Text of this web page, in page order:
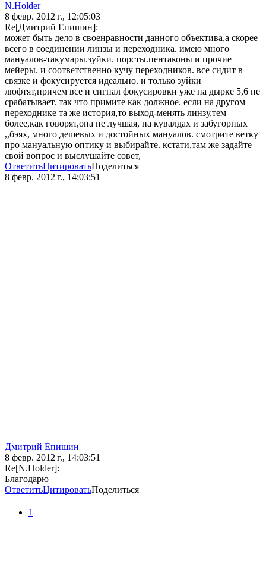
N.Holder
8 февр. 2012 г., 12:05:03
Re[Дмитрий Епишин]:
может быть дело в своенравности данного объектива,а скорее
всего в соединении линзы и переходника. имею много
мануалов-такумары.зуйки. порсты.пентаконы и прочие
мейеры. и соответственно кучу переходников. все сидит в
связке и фокусируется идеально. и только зуйки
люфтят,причем все и сигнал фокусировки уже на дырке 5,6 не
срабатывает. так что примите как должное. если на другом
переходнике та же история,то выход-менять линзу,тем
более,как говорят,она не лучшая, на кувалдах и забугорных
,,бэях, много дешевых и достойных мануалов. смотрите ветку
про мануальную оптику и выбирайте. кстати,там же задайте
свой вопрос и выслушайте совет,
ОтветитьЦитироватьПоделиться
8 февр. 2012 г., 14:03:51
Дмитрий Епишин
8 февр. 2012 г., 14:03:51
Re[N.Holder]:
Благодарю
ОтветитьЦитироватьПоделиться
1